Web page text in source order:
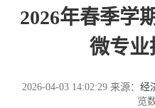
2026年春季学
微专业
2026-04-03 14:02:29 来源： 经
览